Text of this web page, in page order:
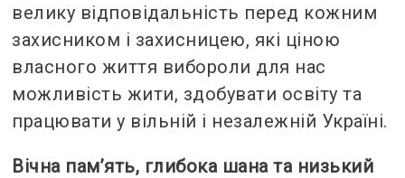
велику відповідальність перед кожним
захисником і захисницею, які ціною
власного життя вибороли для нас
можливість жити, здобувати освіту та
працювати у вільній і незалежній Україні.
Вічна пам’ять, глибока шана та низький